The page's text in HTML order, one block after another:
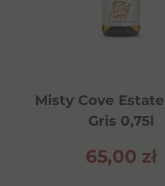
Misty Cove
Gris 0,75l
65,00 zł